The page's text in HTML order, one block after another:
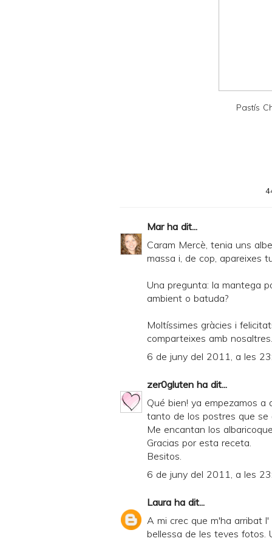
Pastís
Marha dit...
Caram Mercè, tenia uns
massa i, de cop, apareixes
Una pregunta: la mantega
ambient o batuda?
Moltíssimes gràcies i
comparteixes amb nosaltres.
6 de juny del 2011, a les
zer0gluten ha dit...
Qué bien! ya empezamos
tanto de los postres que se
Me encantan los
Gracias por esta receta.
Besitos.
6 de juny del 2011, a les
Laura ha dit...
A mi crec que m'ha arribat
bellessa de les teves fotos.